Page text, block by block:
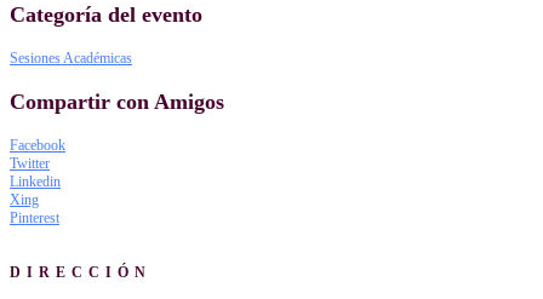
Categoría del evento
Sesiones Académicas
Compartir con Amigos
Facebook
Twitter
Linkedin
Xing
Pinterest
DIRECCIÓN